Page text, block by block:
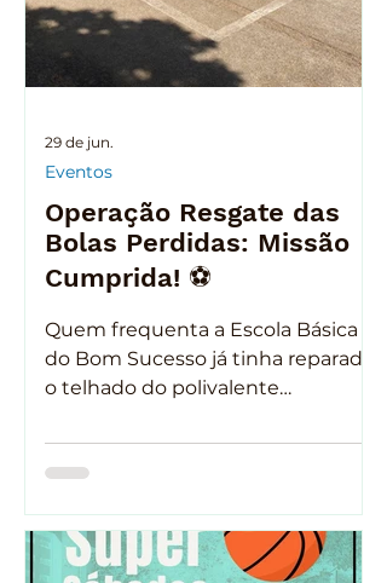
Operação Resgate das
Bolas Perdidas: Missão
Cumprida! ⚽
Quem frequenta a Escola Básica
do Bom Sucesso já tinha reparado:
o telhado do polivalente
num verdadeiro "depósito" de
bolas perdidas. Depois de muitos
tanto, mais de 30 bolas
encontravam-se presas no
Eventos
29 de jun.